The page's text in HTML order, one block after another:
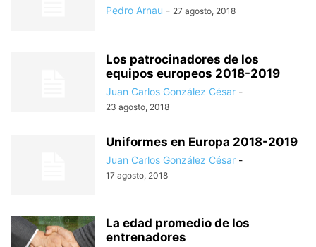
Pedro Arnau - 27 agosto, 2018
Los patrocinadores de los
equipos europeos 2018-2019
Juan Carlos González César -
23 agosto, 2018
Uniformes en Europa 2018-2019
Juan Carlos González César -
17 agosto, 2018
La edad promedio de los
entrenadores